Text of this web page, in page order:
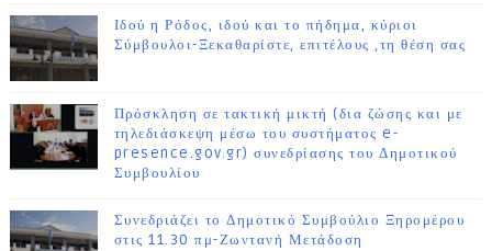
Ιδού η Ρόδος, ιδού και το πήδημα, κύριοι
Σύμβουλοι-Ξεκαθαρίστε, επιτέλους ,τη θέση σας
Πρόσκληση σε τακτική μικτή (δια ζώσης και με
τηλεδιάσκεψη μέσω του συστήματος e-
presence.gov.gr) συνεδρίασης του Δημοτικού
Συμβουλίου
Συνεδριάζει το Δημοτικό Συμβούλιο Ξηρομέρου
στις 11.30 πμ-Ζωντανή Μετάδοση